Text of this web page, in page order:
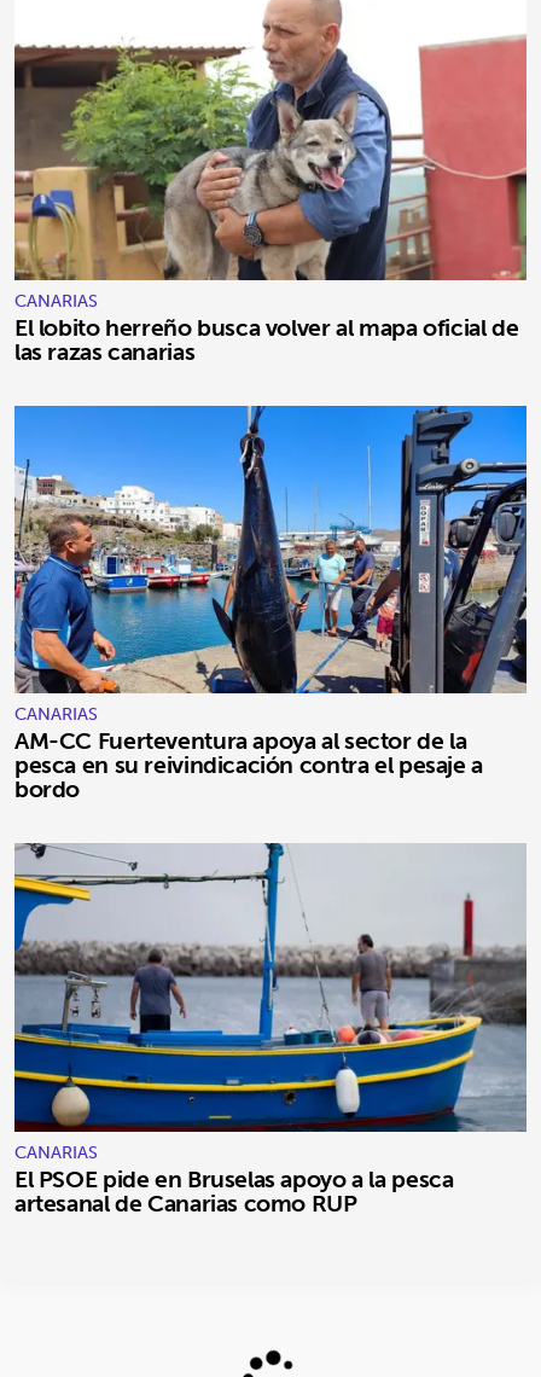
CANARIAS
El lobito herreño busca volver al mapa oficial de
las razas canarias
CANARIAS
AM-CC Fuerteventura apoya al sector de la
pesca en su reivindicación contra el pesaje a
bordo
CANARIAS
El PSOE pide en Bruselas apoyo a la pesca
artesanal de Canarias como RUP